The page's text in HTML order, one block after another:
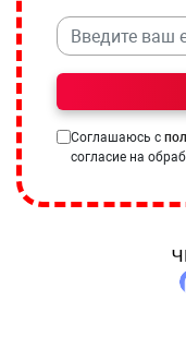
Соглашаюсь с
согласие на